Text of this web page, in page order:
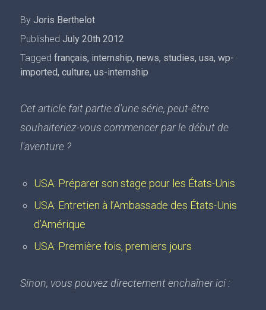
By Joris Berthelot
Published July 20th 2012
Tagged français, internship, news, studies, usa, wp-
imported, culture, us-internship
Cet article fait partie d'une série, peut-être
souhaiteriez-vous commencer par le début de
l'aventure ?
USA: Préparer son stage pour les États-Unis
USA: Entretien à l’Ambassade des États-Unis
d’Amérique
USA: Première fois, premiers jours
Sinon, vous pouvez directement enchaîner ici :